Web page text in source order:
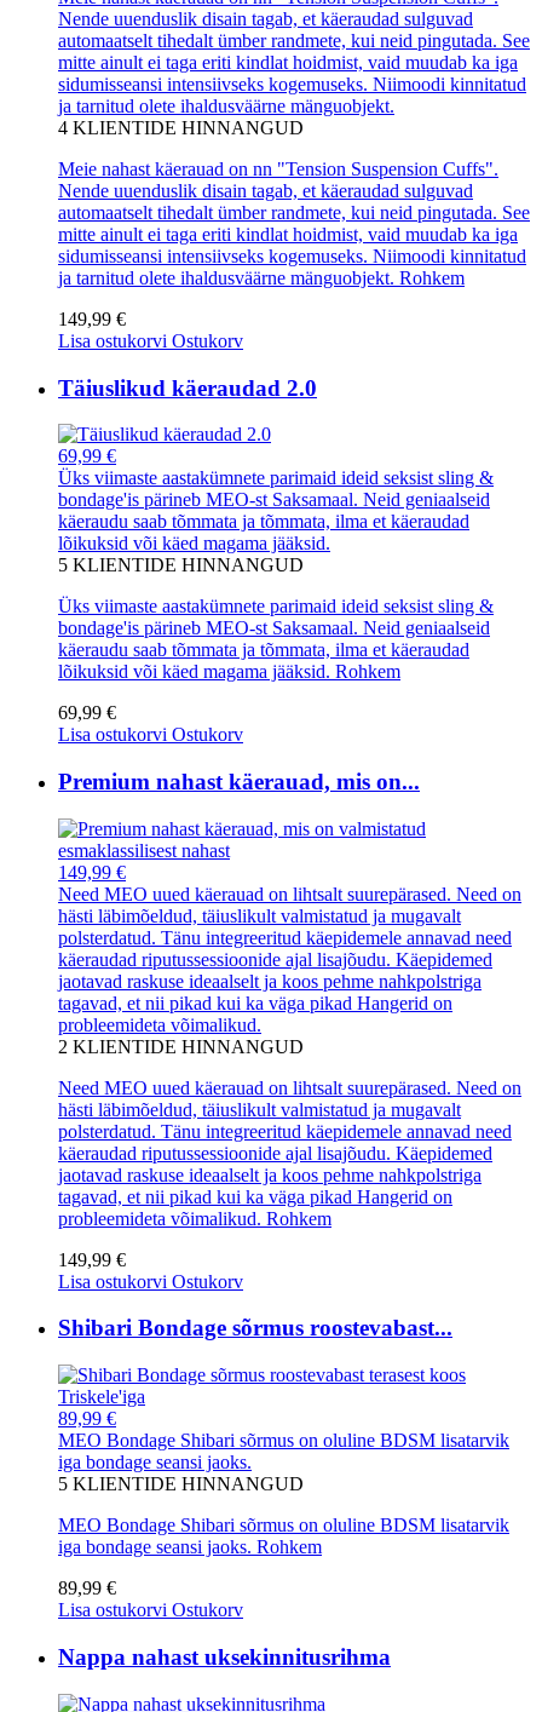
Nende uuenduslik disain tagab, et käeraudad sulguvad
automaatselt tihedalt ümber randmete, kui neid pingutada. See
mitte ainult ei taga eriti kindlat hoidmist, vaid muudab ka iga
sidumisseansi intensiivseks kogemuseks. Niimoodi kinnitatud
ja tarnitud olete ihaldusväärne mänguobjekt.
4 KLIENTIDE HINNANGUD
Meie nahast käerauad on nn "Tension Suspension Cuffs".
Nende uuenduslik disain tagab, et käeraudad sulguvad
automaatselt tihedalt ümber randmete, kui neid pingutada. See
mitte ainult ei taga eriti kindlat hoidmist, vaid muudab ka iga
sidumisseansi intensiivseks kogemuseks. Niimoodi kinnitatud
ja tarnitud olete ihaldusväärne mänguobjekt. Rohkem
149,99 €
Lisa ostukorvi Ostukorv
Täiuslikud käeraudad 2.0
69,99 €
Üks viimaste aastakümnete parimaid ideid seksist sling &
bondage'is pärineb MEO-st Saksamaal. Neid geniaalseid
käeraudu saab tõmmata ja tõmmata, ilma et käeraudad
lõikuksid või käed magama jääksid.
5 KLIENTIDE HINNANGUD
Üks viimaste aastakümnete parimaid ideid seksist sling &
bondage'is pärineb MEO-st Saksamaal. Neid geniaalseid
käeraudu saab tõmmata ja tõmmata, ilma et käeraudad
lõikuksid või käed magama jääksid. Rohkem
69,99 €
Lisa ostukorvi Ostukorv
Premium nahast käerauad, mis on...
149,99 €
Need MEO uued käerauad on lihtsalt suurepärased. Need on
hästi läbimõeldud, täiuslikult valmistatud ja mugavalt
polsterdatud. Tänu integreeritud käepidemele annavad need
käeraudad riputussessioonide ajal lisajõudu. Käepidemed
jaotavad raskuse ideaalselt ja koos pehme nahkpolstriga
tagavad, et nii pikad kui ka väga pikad Hangerid on
probleemideta võimalikud.
2 KLIENTIDE HINNANGUD
Need MEO uued käerauad on lihtsalt suurepärased. Need on
hästi läbimõeldud, täiuslikult valmistatud ja mugavalt
polsterdatud. Tänu integreeritud käepidemele annavad need
käeraudad riputussessioonide ajal lisajõudu. Käepidemed
jaotavad raskuse ideaalselt ja koos pehme nahkpolstriga
tagavad, et nii pikad kui ka väga pikad Hangerid on
probleemideta võimalikud. Rohkem
149,99 €
Lisa ostukorvi Ostukorv
Shibari Bondage sõrmus roostevabast...
89,99 €
MEO Bondage Shibari sõrmus on oluline BDSM lisatarvik
iga bondage seansi jaoks.
5 KLIENTIDE HINNANGUD
MEO Bondage Shibari sõrmus on oluline BDSM lisatarvik
iga bondage seansi jaoks. Rohkem
89,99 €
Lisa ostukorvi Ostukorv
Nappa nahast uksekinnitusrihma